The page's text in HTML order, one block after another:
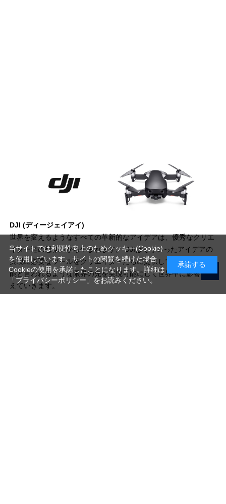
DJI (ディージェイアイ)
世界を変えるようなすべての革新的なアイデアは、優秀なクリエ
イター達の想像力から生まれます。 DJIはそういったアイデアの
実現に必要なツールをクリエイターたちに提供しています。不可
能と言われるような限界の先を実現可能にして世界中に影響を与
えていきます。
当サイトでは利便性向上のためクッキー(Cookie)
を使用しています。サイトの閲覧を続けた場合
Cookieの使用を承諾したことになります。詳細は
「プライバシーポリシー」 をお読みください。
承諾する